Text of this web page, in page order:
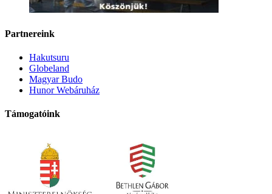
Partnereink
Hakutsuru
Globeland
Magyar Budo
Hunor Webáruház
Támogatóink